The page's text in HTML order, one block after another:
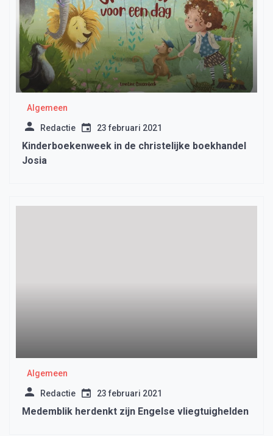
Algemeen
Redactie 23 februari 2021
Kinderboekenweek in de christelijke boekhandel
Josia
Algemeen
Redactie 23 februari 2021
Medemblik herdenkt zijn Engelse vliegtuighelden